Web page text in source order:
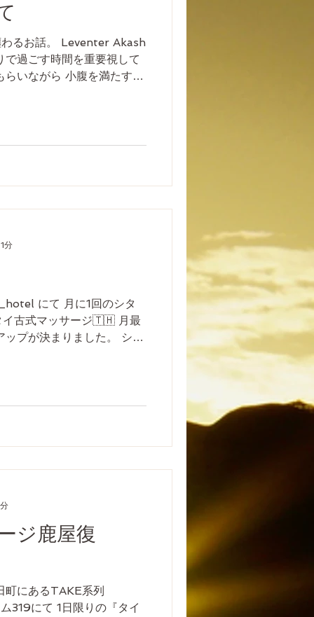
るお話。 Leventer Akash
過ごす時間を重要視して
いながら 小腹を満たすお
にて 月に1回のシタ
古式マッサージ🇹🇭 月最
プが決まりました。 シタ
分
ジ鹿屋復
にあるTAKE系列
にて 1日限りの『タイ